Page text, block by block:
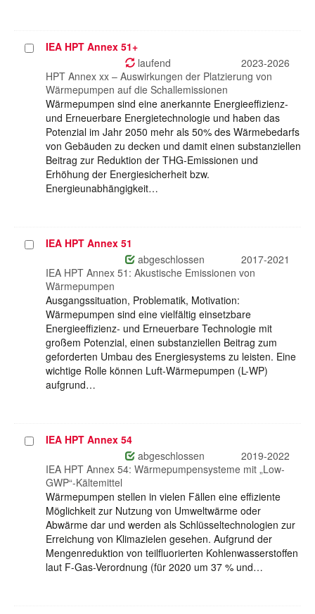
ProjektIEA HPT Annex 51+
laufend
2023-2026
HPT Annex xx – Auswirkungen der Platzierung von
Wärmepumpen auf die Schallemissionen
Wärmepumpen sind eine anerkannte Energieeffizienz-
und Erneuerbare Energietechnologie und haben das
Potenzial im Jahr 2050 mehr als 50% des Wärmebedarfs
von Gebäuden zu decken und damit einen substanziellen
Beitrag zur Reduktion der THG-Emissionen und
Erhöhung der Energiesicherheit bzw.
Energieunabhängigkeit…
ProjektIEA HPT Annex 51
abgeschlossen
2017-2021
IEA HPT Annex 51: Akustische Emissionen von
Wärmepumpen
Ausgangssituation, Problematik, Motivation:
Wärmepumpen sind eine vielfältig einsetzbare
Energieeffizienz- und Erneuerbare Technologie mit
großem Potenzial, einen substanziellen Beitrag zum
geforderten Umbau des Energiesystems zu leisten. Eine
wichtige Rolle können Luft-Wärmepumpen (L-WP)
aufgrund…
ProjektIEA HPT Annex 54
abgeschlossen
2019-2022
IEA HPT Annex 54: Wärmepumpensysteme mit „Low-
GWP“-Kältemittel
Wärmepumpen stellen in vielen Fällen eine effiziente
Möglichkeit zur Nutzung von Umweltwärme oder
Abwärme dar und werden als Schlüsseltechnologien zur
Erreichung von Klimazielen gesehen. Aufgrund der
Mengenreduktion von teilfluorierten Kohlenwasserstoffen
laut F-Gas-Verordnung (für 2020 um 37 % und…